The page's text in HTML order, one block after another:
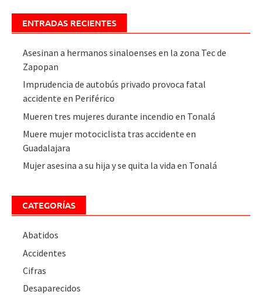
ENTRADAS RECIENTES
Asesinan a hermanos sinaloenses en la zona Tec de
Zapopan
Imprudencia de autobús privado provoca fatal
accidente en Periférico
Mueren tres mujeres durante incendio en Tonalá
Muere mujer motociclista tras accidente en
Guadalajara
Mujer asesina a su hija y se quita la vida en Tonalá
CATEGORÍAS
Abatidos
Accidentes
Cifras
Desaparecidos